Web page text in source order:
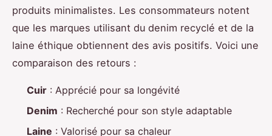
produits minimalistes. Les consommateurs notent
que les marques utilisant du denim recyclé et de la
laine éthique obtiennent des avis positifs. Voici une
comparaison des retours :
Cuir : Apprécié pour sa longévité
Denim : Recherché pour son style adaptable
Laine : Valorisé pour sa chaleur